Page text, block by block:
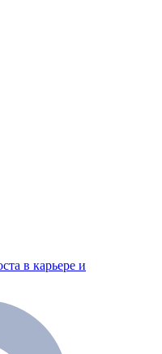
в карьере и